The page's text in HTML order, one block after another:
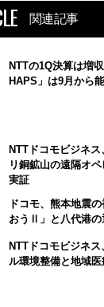
関連記事
NTTの1Q決算は増
HAPS」は9月から
NTTドコモビジネ
リ銅鉱山の遠隔オ
実証
ドコモ、熊本地震
おうⅡ」と八代港の
NTTドコモビジネ
ル環境整備と地域